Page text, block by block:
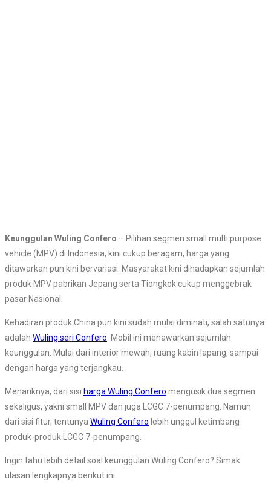
Keunggulan Wuling Confero – Pilihan segmen small multi purpose
vehicle (MPV) di Indonesia, kini cukup beragam, harga yang
ditawarkan pun kini bervariasi. Masyarakat kini dihadapkan sejumlah
produk MPV pabrikan Jepang serta Tiongkok cukup menggebrak
pasar Nasional.
Kehadiran produk China pun kini sudah mulai diminati, salah satunya
adalah Wuling seri Confero. Mobil ini menawarkan sejumlah
keunggulan. Mulai dari interior mewah, ruang kabin lapang, sampai
dengan harga yang terjangkau.
Menariknya, dari sisi harga Wuling Confero mengusik dua segmen
sekaligus, yakni small MPV dan juga LCGC 7-penumpang. Namun
dari sisi fitur, tentunya Wuling Confero lebih unggul ketimbang
produk-produk LCGC 7-penumpang.
Ingin tahu lebih detail soal keunggulan Wuling Confero? Simak
ulasan lengkapnya berikut ini: